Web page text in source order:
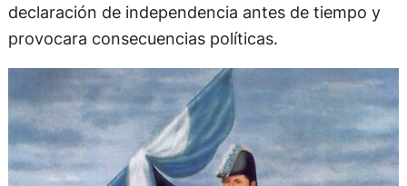
declaración de independencia antes de tiempo y
provocara consecuencias políticas.